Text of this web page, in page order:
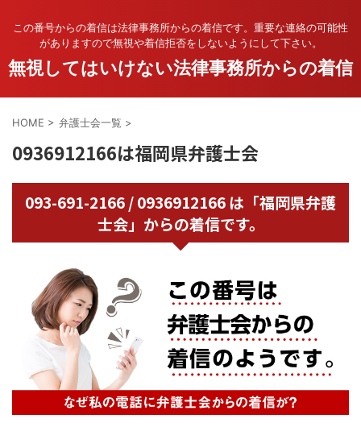
この番号からの着信は法律事務所からの着信です。重要な連絡の可能性
がありますので無視や着信拒否をしないようにして下さい。
無視してはいけない法律事務所からの着信
HOME > 弁護士会一覧 >
0936912166は福岡県弁護士会
093-691-2166 / 0936912166 は「福岡県弁護
士会」からの着信です。